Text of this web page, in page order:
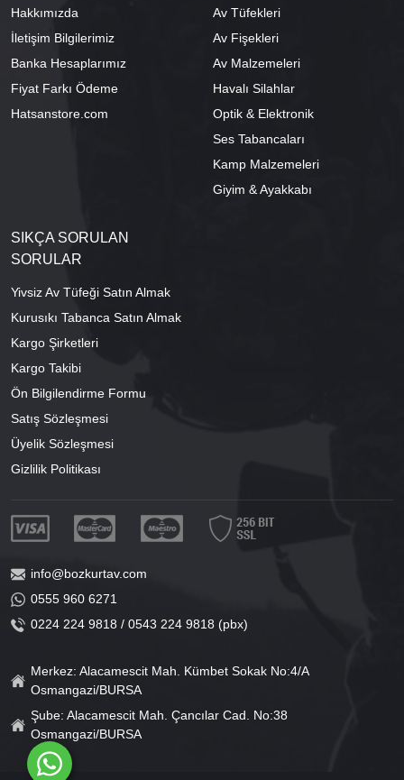
Hakkımızda
İletişim Bilgilerimiz
Banka Hesaplarımız
Fiyat Farkı Ödeme
Hatsanstore.com
Av Tüfekleri
Av Fişekleri
Av Malzemeleri
Havalı Silahlar
Optik & Elektronik
Ses Tabancaları
Kamp Malzemeleri
Giyim & Ayakkabı
SIKÇA SORULAN
SORULAR
Yivsiz Av Tüfeği Satın Almak
Kurusıkı Tabanca Satın Almak
Kargo Şirketleri
Kargo Takibi
Ön Bilgilendirme Formu
Satış Sözleşmesi
Üyelik Sözleşmesi
Gizlilik Politikası
info@bozkurtav.com
0555 960 6271
0224 224 9818 / 0543 224 9818 (pbx)
Merkez: Alacamescit Mah. Kümbet Sokak No:4/A
Osmangazi/BURSA
Şube: Alacamescit Mah. Çancılar Cad. No:38
Osmangazi/BURSA